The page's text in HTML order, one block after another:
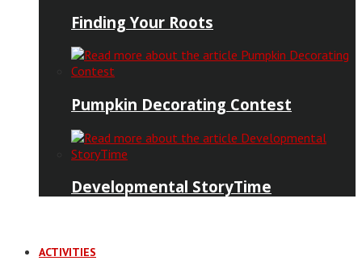
Finding Your Roots
Pumpkin Decorating Contest
Developmental StoryTime
ACTIVITIES